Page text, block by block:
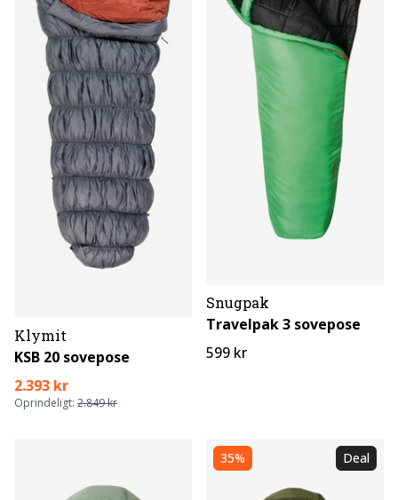
Klymit
KSB 20 sovepose
2.393 kr
Oprindeligt: 2.849 kr
Snugpak
Travelpak 3 sovepose
599 kr
35% Deal